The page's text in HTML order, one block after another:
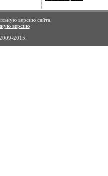
версию сайта.
версию
2015.